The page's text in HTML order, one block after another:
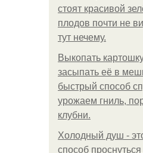
стоят красивой
плодов почти не
тут нечему.
Выкопать
засыпать её в
быстрый способ
урожаем гниль,
клубни.
Холодный душ -
способ